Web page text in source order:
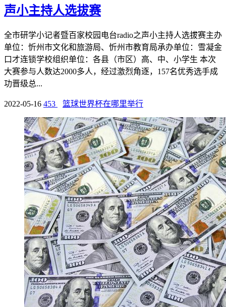
声小主持人选拔赛
全市研学小记者暨百家校园电台radio之声小主持人选拔赛主办
单位：忻州市文化和旅游局、忻州市教育局承办单位：雪凝金
口才连锁学校组织单位：各县（市区）高、中、小学生 本次
大赛参与人数达2000多人，经过激烈角逐，157名优秀选手成
功晋级总...
2022-05-16 453 篮球世界杯在哪里举行